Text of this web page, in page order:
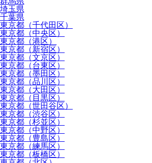
埼玉県
千葉県
東京都（千代田区）
東京都（中央区）
東京都（港区）
東京都（新宿区）
東京都（文京区）
東京都（台東区）
東京都（墨田区）
東京都（品川区）
東京都（大田区）
東京都（目黒区）
東京都（世田谷区）
東京都（渋谷区）
東京都（杉並区）
東京都（中野区）
東京都（豊島区）
東京都（練馬区）
東京都（板橋区）